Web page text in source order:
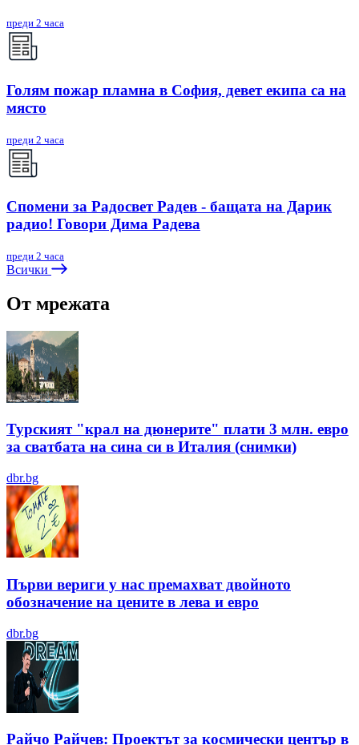
преди 2 часа
Голям пожар пламна в София, девет екипа са на
място
преди 2 часа
Спомени за Радосвет Радев - бащата на Дарик
радио! Говори Дима Радева
преди 2 часа
Всички
От мрежата
Турският "крал на дюнерите" плати 3 млн. евро
за сватбата на сина си в Италия (снимки)
dbr.bg
Първи вериги у нас премахват двойното
обозначение на цените в лева и евро
dbr.bg
Райчо Райчев: Проектът за космически център в